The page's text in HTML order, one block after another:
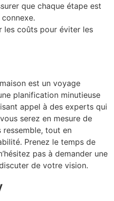
que chaque étape est
les coûts pour éviter les
est un voyage
planification minutieuse
appel à des experts qui
serez en mesure de
ressemble, tout en
Prenez le temps de
pas à demander une
de votre vision.